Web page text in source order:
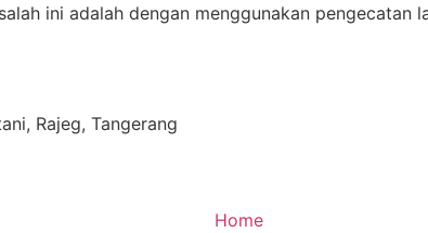
ini adalah dengan menggunakan pengecatan
Rajeg, Tangerang
Home